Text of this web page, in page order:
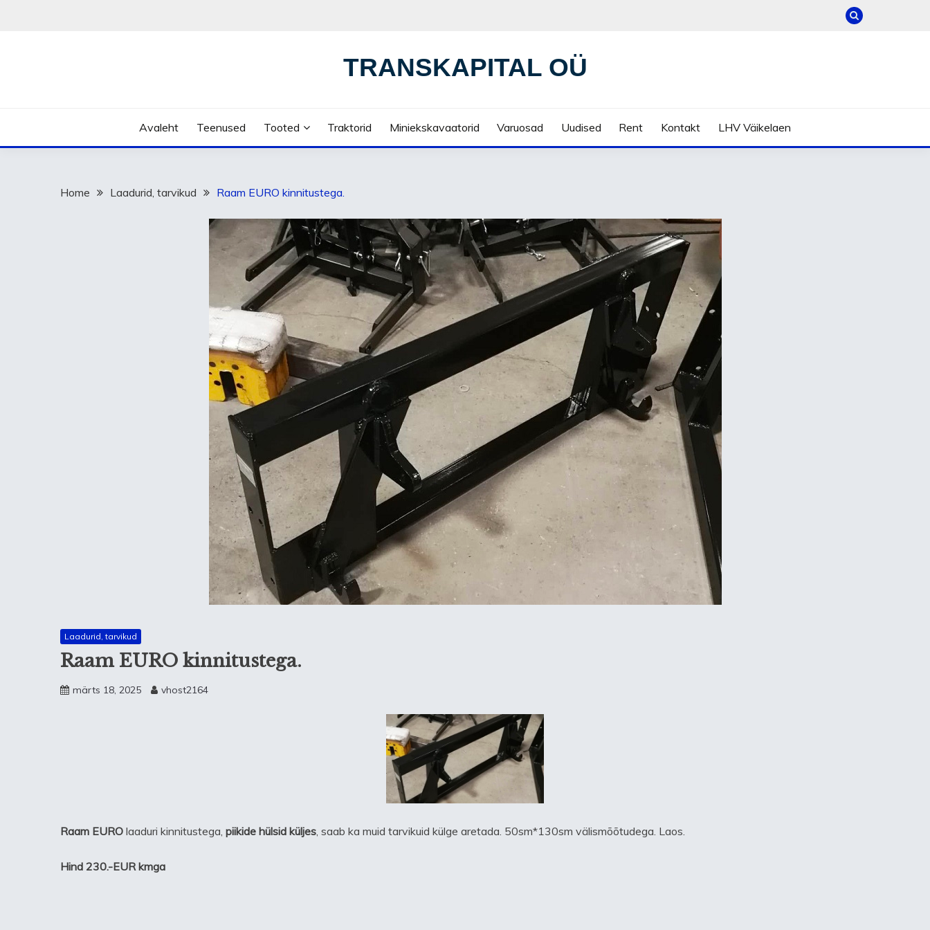
TRANSKAPITAL OÜ
Avaleht Teenused Tooted Traktorid Miniekskavaatorid Varuosad Uudised Rent Kontakt LHV Väikelaen
Home Laadurid, tarvikud Raam EURO kinnitustega.
Laadurid, tarvikud
Raam EURO kinnitustega.
märts 18, 2025 vhost2164
Raam EURO laaduri kinnitustega, piikide hülsid küljes, saab ka muid tarvikuid külge aretada. 50sm*130sm välismõõtudega. Laos.
Hind 230.-EUR kmga